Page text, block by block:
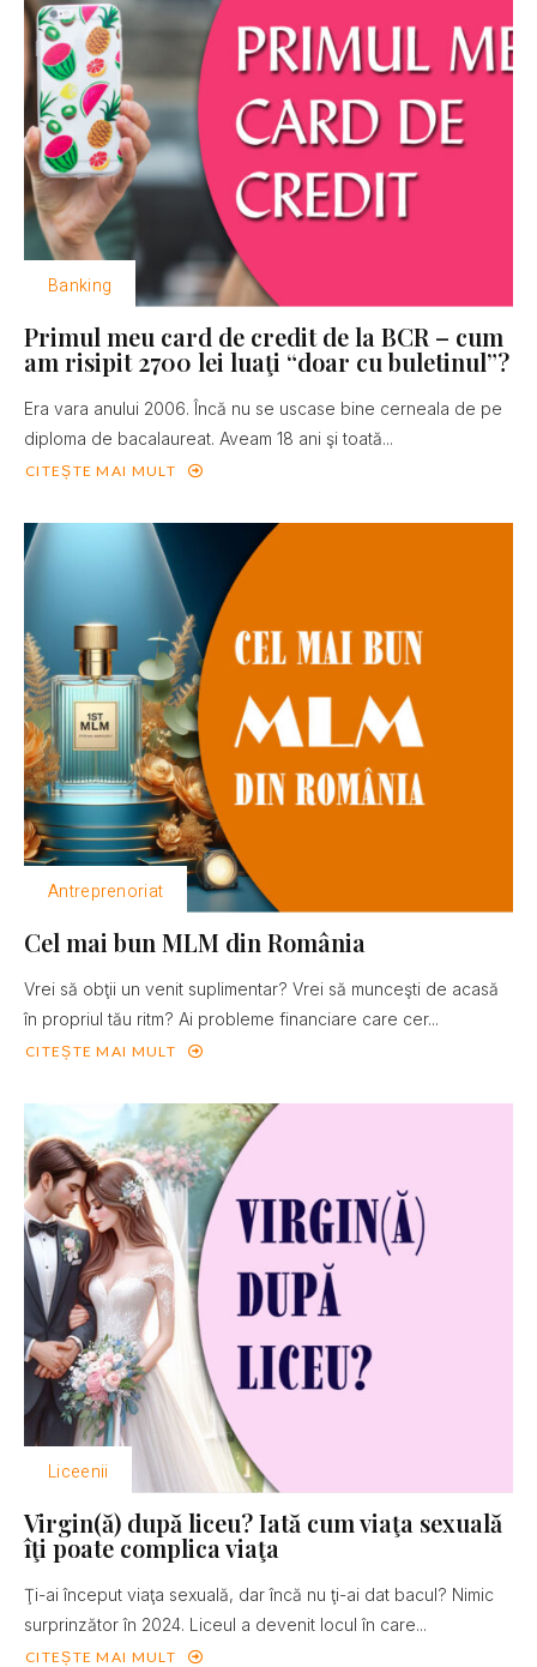
Banking
Primul meu card de credit de la BCR – cum
am risipit 2700 lei luaţi “doar cu buletinul”?
Era vara anului 2006. Încă nu se uscase bine cerneala de pe
diploma de bacalaureat. Aveam 18 ani şi toată...
CITEȘTE MAI MULT
Antreprenoriat
Cel mai bun MLM din România
Vrei să obţii un venit suplimentar? Vrei să munceşti de acasă
în propriul tău ritm? Ai probleme financiare care cer...
CITEȘTE MAI MULT
Liceenii
Virgin(ă) după liceu? Iată cum viaţa sexuală
îţi poate complica viaţa
Ţi-ai început viaţa sexuală, dar încă nu ţi-ai dat bacul? Nimic
surprinzător în 2024. Liceul a devenit locul în care...
CITEȘTE MAI MULT